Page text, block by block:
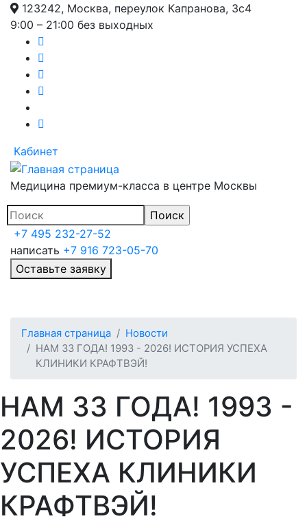
Перейти
123242, Москва, переулок Капранова, 3с4
9:00 – 21:00 без выходных
Кабинет
Медицина премиум-класса в центре Москвы
+7 495 232-27-52
написать +7 916 723-05-70
Оставьте заявку
Главная страница
Новости
НАМ 33 ГОДА! 1993 - 2026! ИСТОРИЯ УСПЕХА
КЛИНИКИ КРАФТВЭЙ!
НАМ 33 ГОДА! 1993 -
2026! ИСТОРИЯ
УСПЕХА КЛИНИКИ
КРАФТВЭЙ!